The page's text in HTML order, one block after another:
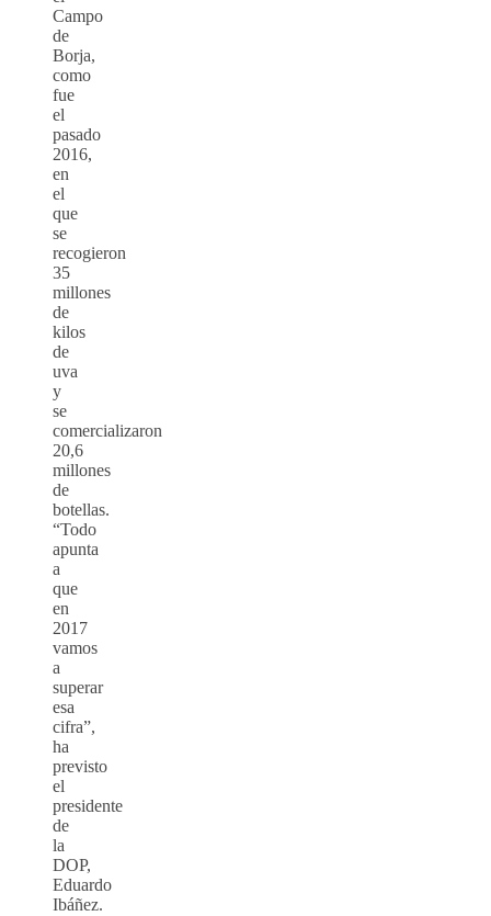
Campo
de
Borja,
como
fue
el
pasado
2016,
en
el
que
se
recogieron
35
millones
de
kilos
de
uva
y
se
comercializaron
20,6
millones
de
botellas.
“Todo
apunta
a
que
en
2017
vamos
a
superar
esa
cifra”,
ha
previsto
el
presidente
de
la
DOP,
Eduardo
Ibáñez.